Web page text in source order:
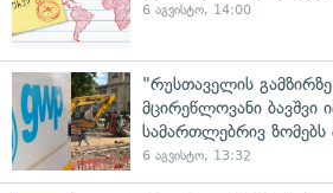
6 აგვისტო, 14:00
"რუსთაველის
მცირეწლოვანი
სამართლებრივ ზომებს
6 აგვისტო, 13:32